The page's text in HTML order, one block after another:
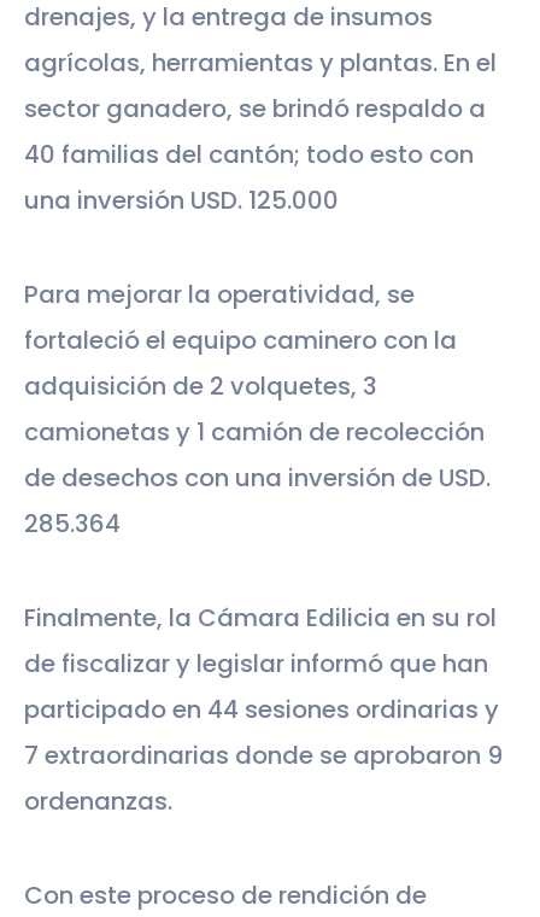
drenajes, y la entrega de insumos
agrícolas, herramientas y plantas. En el
sector ganadero, se brindó respaldo a
40 familias del cantón; todo esto con
una inversión USD. 125.000
Para mejorar la operatividad, se
fortaleció el equipo caminero con la
adquisición de 2 volquetes, 3
camionetas y 1 camión de recolección
de desechos con una inversión de USD.
285.364
Finalmente, la Cámara Edilicia en su rol
de fiscalizar y legislar informó que han
participado en 44 sesiones ordinarias y
7 extraordinarias donde se aprobaron 9
ordenanzas.
Con este proceso de rendición de